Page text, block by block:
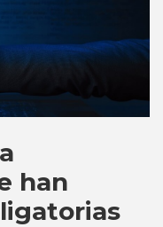
han